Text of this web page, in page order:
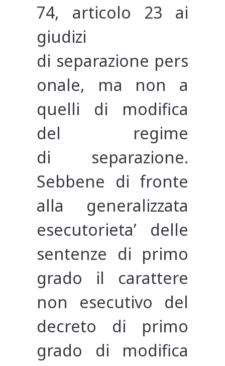
74, articolo 23 ai
giudizi
di separazione pers
onale, ma non a
quelli di modifica
del regime
di separazione.
Sebbene di fronte
alla generalizzata
esecutorieta’ delle
sentenze di primo
grado il carattere
non esecutivo del
decreto di primo
grado di modifica